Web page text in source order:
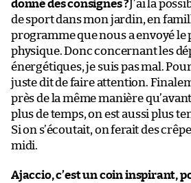
donné des consignes ?J’ai la
de sport dans mon jardin, en
programme que nous a envoyé
physique. Donc concernant les
énergétiques, je suis pas mal.
juste dit de faire attention.
près de la même manière
plus de temps, on est aussi plus
Si on s’écoutait, on ferait des
midi.
Ajaccio, c’est un coin inspirant,